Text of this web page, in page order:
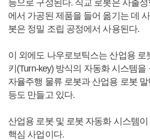
등으로 구성된다. 직교 로봇은 사출성
에서 가공된 제품을 들어 옮기는 데
봇은 정밀 조립 공정에서 사용된다.
이 외에도 나우로보틱스는 산업용 로
키(Turn-key) 방식의 자동화 시스템을
자율주행 물류 로봇과 산업용 로봇 말
등도 만들고 있다.
산업용 로봇 및 로봇 자동화 시스템
핵심 사업이다.